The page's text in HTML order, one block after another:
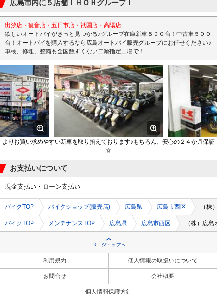
広島市内に５店舗！ＨＯＨグループ！
出汐店・観音店・五日市店・祇園店・高陽店
欲しいオートバイがきっと見つかる♪グループ在庫新車８００台！中古車５００
台！オートバイを購入するなら広島オートバイ販売グループにお任せください♪
車検、修理、整備も全国数すくない二輪指定工場で！
よりお買い求めやすい新車を取り揃えております♪もちろん、安心の２４か月保証
☆
お支払いについて
現金支払い・ローン支払い
バイクTOP バイクショップ(販売店) 広島県 広島市西区 （株
バイクTOP メンテナンスTOP 広島県 広島市西区 （株）広
利用規約 個人情報の取扱いについて
お問合せ 会社概要
個人情報保護方針